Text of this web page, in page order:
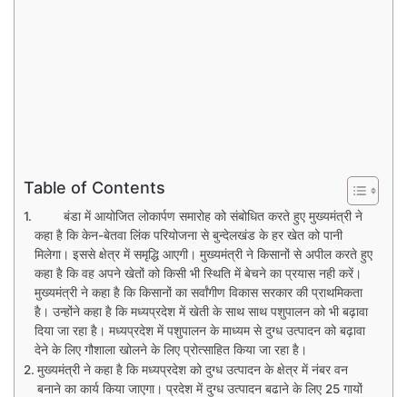
Table of Contents
बंडा में आयोजित लोकार्पण समारोह को संबोधित करते हुए मुख्यमंत्री ने
कहा है कि केन-बेतवा लिंक परियोजना से बुन्देलखंड के हर खेत को पानी
मिलेगा। इससे क्षेत्र में समृद्धि आएगी। मुख्यमंत्री ने किसानों से अपील करते हुए
कहा है कि वह अपने खेतों को किसी भी स्थिति में बेचने का प्रयास नही करें।
मुख्यमंत्री ने कहा है कि किसानों का सर्वांगीण विकास सरकार की प्राथमिकता
है। उन्होंने कहा है कि मध्यप्रदेश में खेती के साथ साथ पशुपालन को भी बढ़ावा
दिया जा रहा है। मध्यप्रदेश में पशुपालन के माध्यम से दुग्ध उत्पादन को बढ़ावा
देने के लिए गौशाला खोलने के लिए प्रोत्साहित किया जा रहा है।
मुख्यमंत्री ने कहा है कि मध्यप्रदेश को दुग्ध उत्पादन के क्षेत्र में नंबर वन
बनाने का कार्य किया जाएगा। प्रदेश में दुग्ध उत्पादन बढाने के लिए 25 गायों